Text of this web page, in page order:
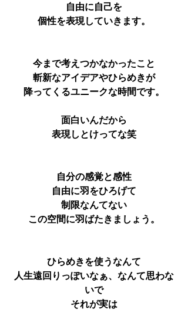
自由に自己を
個性を表現していきます。
今まで考えつかなかったこと
斬新なアイデアやひらめきが
降ってくるユニークな時間です。
面白いんだから
表現しとけってな笑
自分の感覚と感性
自由に羽をひろげて
制限なんてない
この空間に羽ばたきましょう。
ひらめきを使うなんて
人生遠回りっぽいなぁ、なんて思わな
いで
それが実は